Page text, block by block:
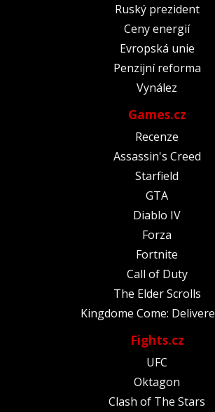
Ruský prezident
Ceny energií
Evropská unie
Penzijní reforma
Vynález
Games.cz
Recenze
Assassin's Creed
Starfield
GTA
Diablo IV
Forza
Fortnite
Call of Duty
The Elder Scrolls
Kingdome Come:
Fights.cz
UFC
Oktagon
Clash of The Stars